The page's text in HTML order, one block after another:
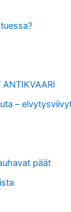
–
päät